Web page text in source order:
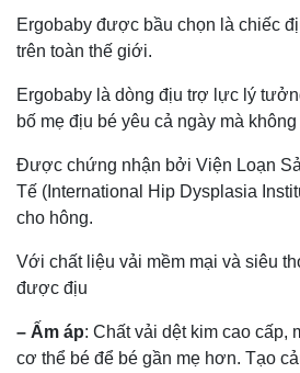
Ergobaby được bầu chọn là chiếc
trên toàn thế giới.
Ergobaby là dòng địu trợ lực lý
bố mẹ địu bé yêu cả ngày mà
Được chứng nhận bởi Viện Loạn
Tế (International Hip Dysplasia
cho hông.
Với chất liệu vải mềm mại và siêu
được địu
– Ấm áp: Chất vải dệt kim cao cấp,
cơ thể bé để bé gần mẹ hơn. Tạo